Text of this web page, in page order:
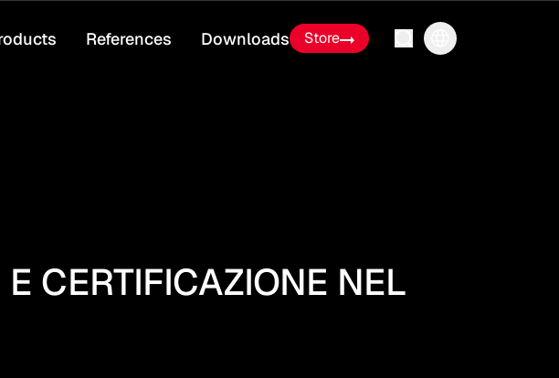
References Downloads Store
CERTIFICAZIONE NEL